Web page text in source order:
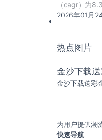
（cagr）为
2026年01月
热点图片
金沙下载
金沙下载送彩
为用户提供潮
快速导航